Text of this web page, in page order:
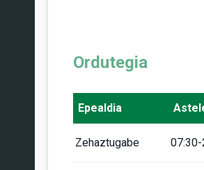
Ordutegia
Epealdia
Zehaztugabe